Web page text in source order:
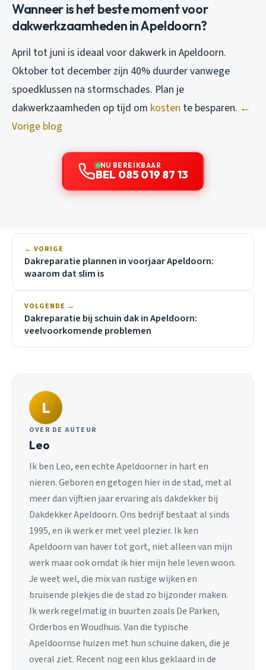
Wanneer is het beste moment voor
dakwerkzaamheden in Apeldoorn?
April tot juni is ideaal voor dakwerk in Apeldoorn.
Oktober tot december zijn 40% duurder vanwege
spoedklussen na stormschades. Plan je
dakwerkzaamheden op tijd om kosten te besparen. ←
Vorige blog
NU BEREIKBAAR
BEL 085 019 87 13
← VORIGE
Dakreparatie plannen in voorjaar Apeldoorn:
waarom dat slim is
VOLGENDE →
Dakreparatie bij schuin dak in Apeldoorn:
veelvoorkomende problemen
L
OVER DE AUTEUR
Leo
Ik ben Leo, een echte Apeldoorner in hart en
nieren. Geboren en getogen hier in de stad, met al
meer dan vijftien jaar ervaring als dakdekker bij
Dakdekker Apeldoorn. Ons bedrijf bestaat al sinds
1995, en ik werk er met veel plezier. Ik ken
Apeldoorn van haver tot gort, niet alleen van mijn
werk maar ook omdat ik hier mijn hele leven woon.
Je weet wel, die mix van rustige wijken en
bruisende plekjes die de stad zo bijzonder maken.
Ik werk regelmatig in buurten zoals De Parken,
Orderbos en Woudhuis. Van die typische
Apeldoornse huizen met hun schuine daken, die je
overal ziet. Recent nog een klus geklaard in de